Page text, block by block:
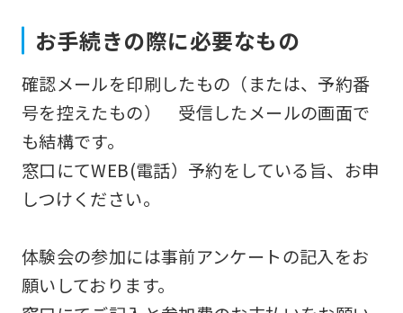
お手続きの際に必要なもの
確認メールを印刷したもの（または、予約番
号を控えたもの） 受信したメールの画面で
も結構です。
窓口にてWEB(電話）予約をしている旨、お申
しつけください。
体験会の参加には事前アンケートの記入をお
願いしております。
may
not
be
accurate
translation.
translation
differ